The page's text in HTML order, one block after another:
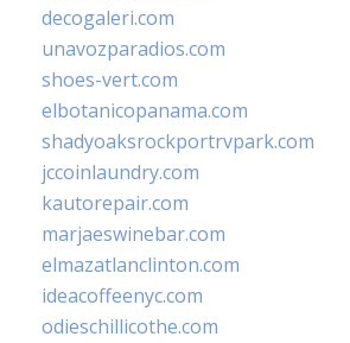
decogaleri.com
unavozparadios.com
shoes-vert.com
elbotanicopanama.com
shadyoaksrockportrvpark.com
jccoinlaundry.com
kautorepair.com
marjaeswinebar.com
elmazatlanclinton.com
ideacoffeenyc.com
odieschillicothe.com